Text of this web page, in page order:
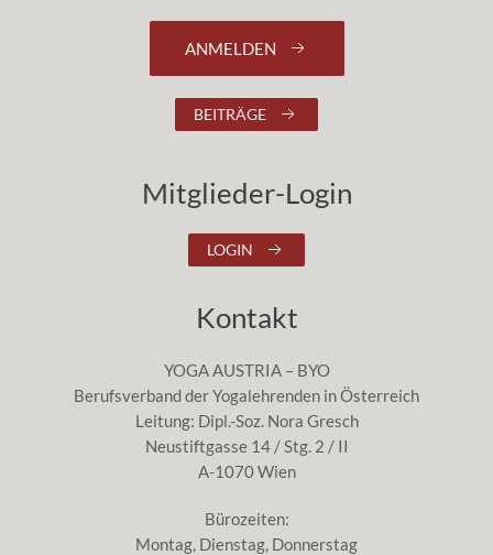
ANMELDEN
BEITRÄGE
Mitglieder-Login
LOGIN
Kontakt
YOGA AUSTRIA – BYO
Berufsverband der Yogalehrenden in Österreich
Leitung: Dipl.-Soz. Nora Gresch
Neustiftgasse 14 / Stg. 2 / II
A-1070 Wien
Bürozeiten:
Montag, Dienstag, Donnerstag